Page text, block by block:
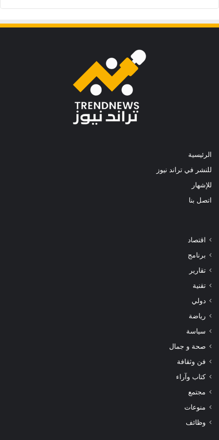
الرئيسية
للنشر في تراند نيوز
للإشهار
اتصل بنا
اقتصاد
برنامج
تقارير
تقنية
دولي
رياضة
سياسة
صحة و جمال
فن وثقافة
كتاب وآراء
مجتمع
منوعات
وظائف